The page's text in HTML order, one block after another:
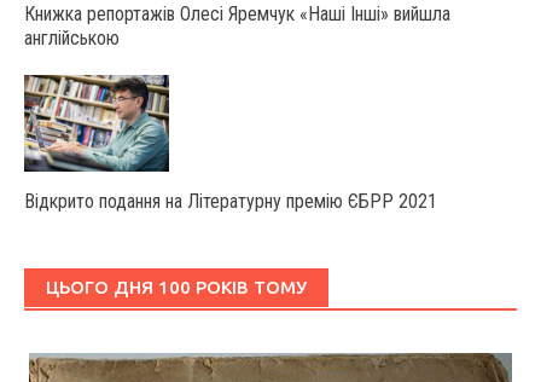
Книжка репортажів Олесі Яремчук «Наші Інші» вийшла
англійською
Відкрито подання на Літературну премію ЄБРР 2021
ЦЬОГО ДНЯ 100 РОКІВ ТОМУ